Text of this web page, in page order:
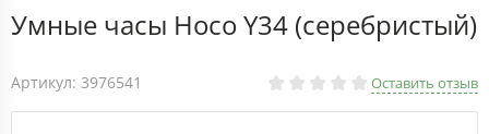
Умные часы Hoco Y34 (серебристый)
Артикул: 3976541 Оставить отзыв